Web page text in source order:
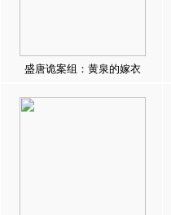
盛唐诡案组：黄泉的嫁衣